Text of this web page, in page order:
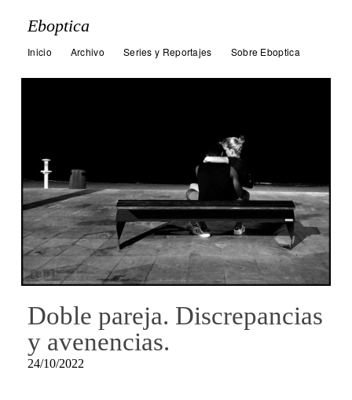
Eboptica
Inicio Archivo Series y Reportajes Sobre Eboptica
Doble pareja. Discrepancias
y avenencias.
24/10/2022